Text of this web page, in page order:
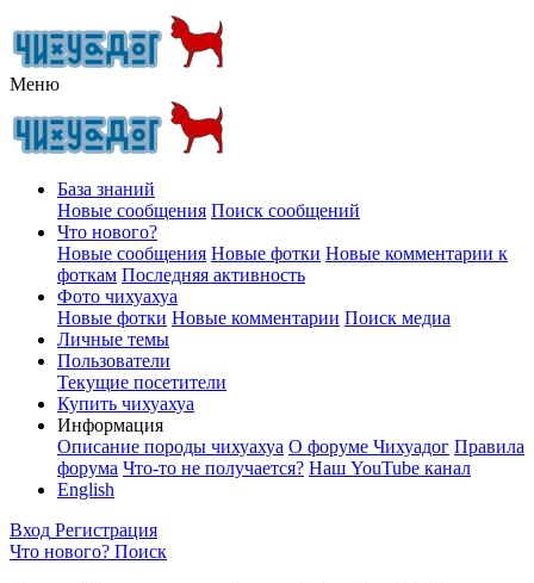
Меню
База знаний
Новые сообщения Поиск сообщений
Что нового?
Новые сообщения Новые фотки Новые комментарии к
фоткам Последняя активность
Фото чихуахуа
Новые фотки Новые комментарии Поиск медиа
Личные темы
Пользователи
Текущие посетители
Купить чихуахуа
Информация
Описание породы чихуахуа О форуме Чихуадог Правила
форума Что-то не получается? Наш YouTube канал
English
Вход Регистрация
Что нового? Поиск